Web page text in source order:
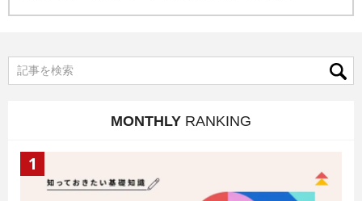
MONTHLY RANKING